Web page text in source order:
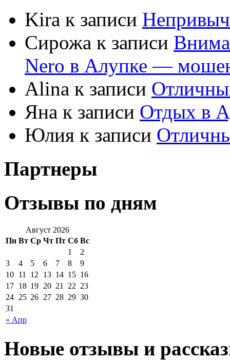
Kira к записи
Сирожа к записи
Nero в Алупке —
Alina к записи
Яна к записи Отдых в
Юлия к записи
Партнеры
Отзывы по дням
Август 2026
Пн Вт Ср Чт Пт Сб Вс
« Апр
1
2
3
4 5 6 7 8
9
10 11 12 13 14 15 16
17 18 19 20 21 22 23
24 25 26 27 28 29 30
31
Новые отзывы и